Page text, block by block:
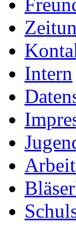
Intern